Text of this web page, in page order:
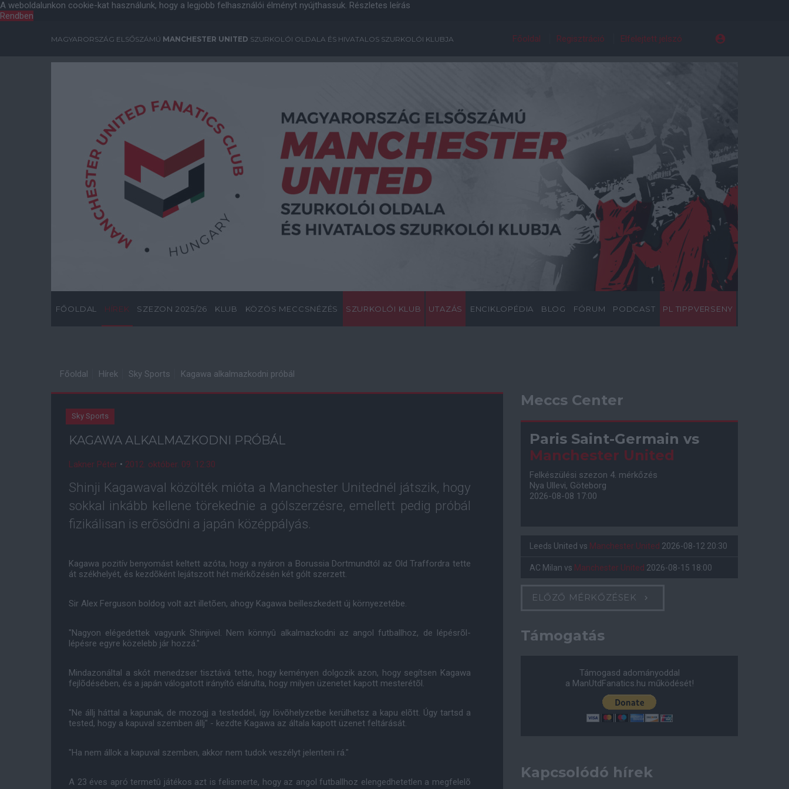
A weboldalunkon cookie-kat használunk, hogy a legjobb felhasználói élményt nyújthassuk. Részletes leírás
Rendben
MAGYARORSZÁG ELSŐSZÁMÚ MANCHESTER UNITED SZURKOLÓI OLDALA ÉS HIVATALOS SZURKOLÓI KLUBJA Főoldal Regisztráció Elfelejtett jelszó
FŐOLDAL HÍREK SZEZON 2025/26 KLUB KÖZÖS MECCSNÉZÉS SZURKOLÓI KLUB UTAZÁS ENCIKLOPÉDIA BLOG FÓRUM PODCAST PL TIPPVERSENY
Főoldal Hírek Sky Sports Kagawa alkalmazkodni próbál
Sky Sports
KAGAWA ALKALMAZKODNI PRÓBÁL
Lakner Péter • 2012. október. 09. 12:30
Shinji Kagawaval közölték mióta a Manchester Unitednél játszik, hogy
sokkal inkább kellene törekednie a gólszerzésre, emellett pedig próbál
fizikálisan is erõsödni a japán középpályás.
Kagawa pozitív benyomást keltett azóta, hogy a nyáron a Borussia Dortmundtól az Old Traffordra tette
át székhelyét, és kezdõként lejátszott hét mérkõzésén két gólt szerzett.
Sir Alex Ferguson boldog volt azt illetõen, ahogy Kagawa beilleszkedett új környezetébe.
"Nagyon elégedettek vagyunk Shinjivel. Nem könnyû alkalmazkodni az angol futballhoz, de lépésrõl-
lépésre egyre közelebb jár hozzá."
Mindazonáltal a skót menedzser tisztává tette, hogy keményen dolgozik azon, hogy segítsen Kagawa
fejlõdésében, és a japán válogatott irányító elárulta, hogy milyen üzenetet kapott mesterétõl.
"Ne állj háttal a kapunak, de mozogj a testeddel, így lövõhelyzetbe kerülhetsz a kapu elõtt. Úgy tartsd a
tested, hogy a kapuval szemben állj" - kezdte Kagawa az általa kapott üzenet feltárását.
"Ha nem állok a kapuval szemben, akkor nem tudok veszélyt jelenteni rá."
A 23 éves apró termetû játékos azt is felismerte, hogy az angol futballhoz elengedhetetlen a megfelelõ
Meccs Center
Paris Saint-Germain vs
Manchester United
Felkészülési szezon 4. mérkőzés
Nya Ullevi, Göteborg
2026-08-08 17:00
Leeds United vs Manchester United 2026-08-12 20:30
AC Milan vs Manchester United 2026-08-15 18:00
ELŐZŐ MÉRKŐZÉSEK
Támogatás
Támogasd adományoddal
a ManUtdFanatics.hu működését!
Kapcsolódó hírek